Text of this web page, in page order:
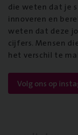
die weten dat je
innoveren en
weten dat deze
cijfers. Mensen
het verschil te
Volg ons op